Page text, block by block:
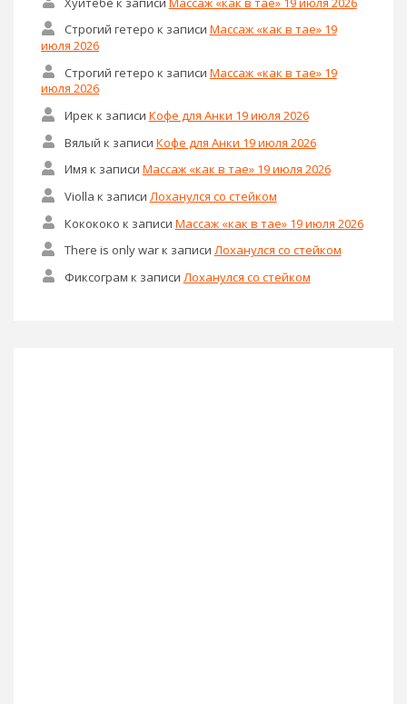
Строгий гетеро к записи Массаж «как в тае» 19
июля 2026
Строгий гетеро к записи Массаж «как в тае» 19
июля 2026
Ирек к записи Кофе для Анки 19 июля 2026
Вялый к записи Кофе для Анки 19 июля 2026
Имя к записи Массаж «как в тае» 19 июля 2026
Violla к записи Лоханулся со стейком
Кокококо к записи Массаж «как в тае» 19 июля 2026
There is only warк записи Лоханулся со стейком
Фиксограм к записи Лоханулся со стейком